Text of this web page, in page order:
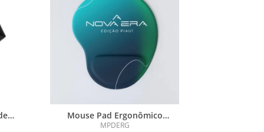
Mouse Pad Ergonômico
Personalizado
MPDERG